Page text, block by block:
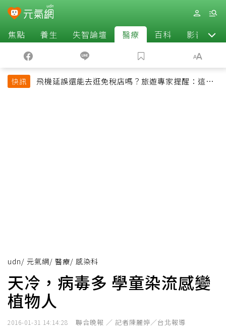
焦點 養生 失智論壇 醫療 百科 影音
快訊
飛機延誤還能去逛免稅店嗎？旅遊專家提醒：這個
udn/ 元氣網/ 醫療/ 感染科
天冷，病毒多 學童染流感變
植物人
2016-01-31 14:14:28 聯合晚報 ／ 記者陳麗婷／台北報導